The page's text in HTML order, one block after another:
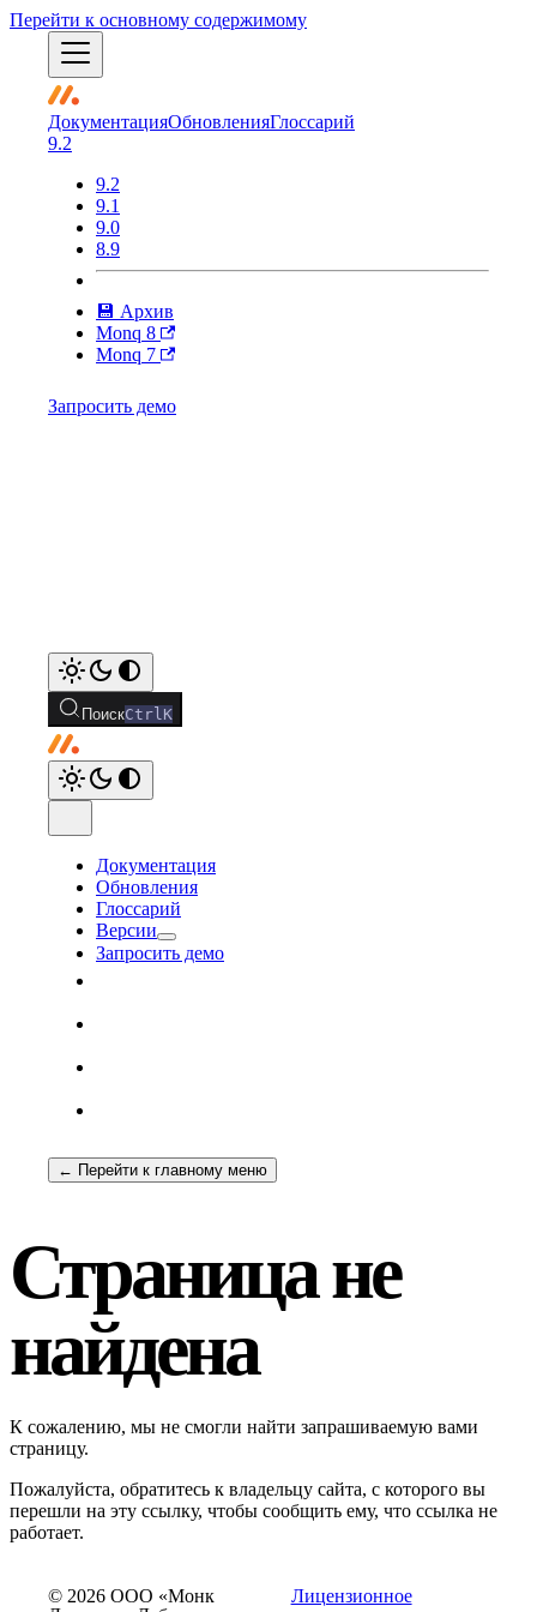
Перейти к основному содержимому
ДокументацияОбновленияГлоссарий
9.2
9.2
9.1
9.0
8.9
💾 Архив
Monq 8
Monq 7
Запросить демо
ПоискCtrlK
Документация
Обновления
Глоссарий
Версии
Запросить демо
← Перейти к главному меню
Страница не
найдена
К сожалению, мы не смогли найти запрашиваемую вами
страницу.
Пожалуйста, обратитесь к владельцу сайта, с которого вы
перешли на эту ссылку, чтобы сообщить ему, что ссылка не
работает.
Лицензионное
© 2026 ООО «Монк